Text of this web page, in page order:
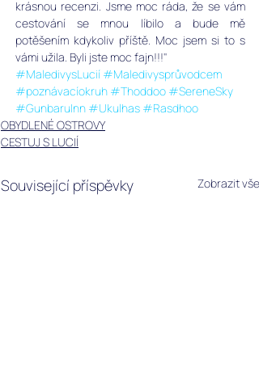
krásnou recenzi. Jsme moc ráda, že se vám
cestování se mnou líbilo a bude mě
potěšením kdykoliv příště. Moc jsem si to s
vámi užila. Byli jste moc fajn!!!"
#MaledivysLucií #Maledivysprůvodcem
#poznávacíokruh #Thoddoo #SereneSky
#GunbaruInn #Ukulhas #Rasdhoo
OBYDLENÉ OSTROVY
CESTUJ S LUCIÍ
Související příspěvky Zobrazit vše